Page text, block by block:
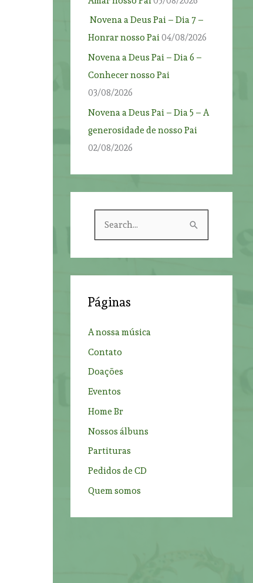
Novena a Deus Pai – Dia 7 –
Honrar nosso Pai04/08/2026
Novena a Deus Pai – Dia 6 –
Conhecer nosso Pai
03/08/2026
Novena a Deus Pai – Dia 5 – A
generosidade de nosso Pai
02/08/2026
h
:
Páginas
A nossa música
Contato
Doações
Eventos
Home Br
Nossos álbuns
Partituras
Pedidos de CD
Quem somos